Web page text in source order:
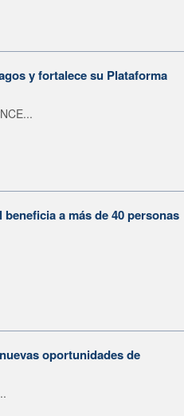
y fortalece su Plataforma
a más de 40 personas
oportunidades de